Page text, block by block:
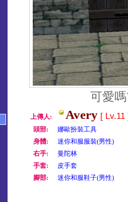
可愛
上傳人: Avery [
頭部:
娜歐扮裝工具
身體:
迷你和服服裝(男性)
右手:
曼陀林
手套:
皮手套
腳部:
迷你和服鞋子(男性)